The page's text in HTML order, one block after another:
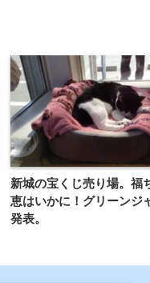
新城の宝くじ売り場。福
恵はいかに！グリーンジ
発表。